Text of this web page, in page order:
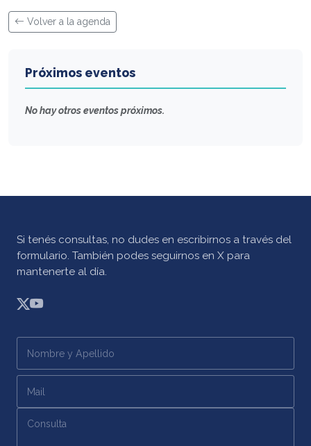
Volver a la agenda
Próximos eventos
No hay otros eventos próximos.
Si tenés consultas, no dudes en escribirnos a través del
formulario. También podes seguirnos en X para
mantenerte al día.